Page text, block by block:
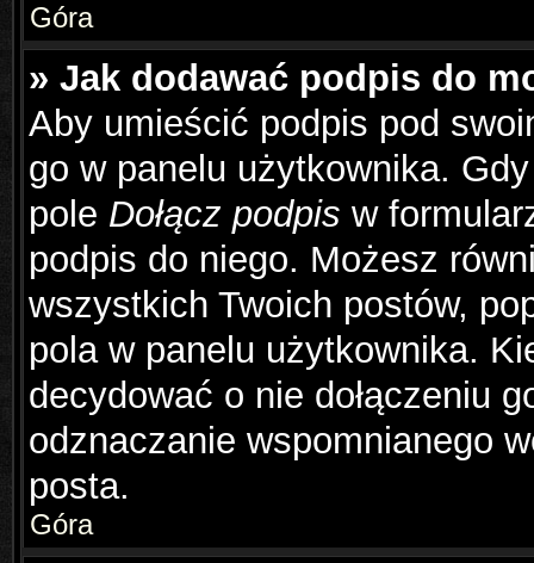
Góra
» Jak dodawać podpis do
Aby umieścić podpis pod
go w panelu użytkownika.
pole Dołącz podpis w
podpis do niego. Możesz
wszystkich Twoich postów,
pola w panelu użytkownika.
decydować o nie dołączeniu
odznaczanie wspomnianego
posta.
Góra